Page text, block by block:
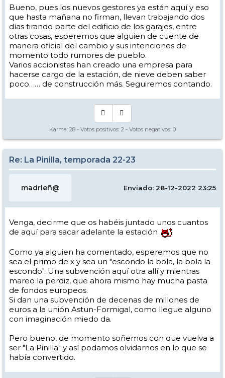
Bueno, pues los nuevos gestores ya están aquí y eso
que hasta mañana no firman, llevan trabajando dos
días tirando parte del edificio de los garajes, entre
otras cosas, esperemos que alguien de cuente de
manera oficial del cambio y sus intenciones de
momento todo rumores de pueblo.
Varios accionistas han creado una empresa para
hacerse cargo de la estación, de nieve deben saber
poco…… de construcción más. Seguiremos contando.
Karma: 28 - Votos positivos: 2 - Votos negativos: 0
Re: La Pinilla, temporada 22-23
madrleñ@ Enviado: 28-12-2022 23:25
Venga, decirme que os habéis juntado unos cuantos
de aquí para sacar adelante la estación
Como ya alguien ha comentado, esperemos que no
sea el primo de x y sea un "escondo la bola, la bola la
escondo". Una subvención aquí otra allí y mientras
mareo la perdiz, que ahora mismo hay mucha pasta
de fondos europeos.
Si dan una subvención de decenas de millones de
euros a la unión Astun-Formigal, como llegue alguno
con imaginación miedo da.
Pero bueno, de momento soñemos con que vuelva a
ser "La Pinilla" y así podamos olvidarnos en lo que se
había convertido.